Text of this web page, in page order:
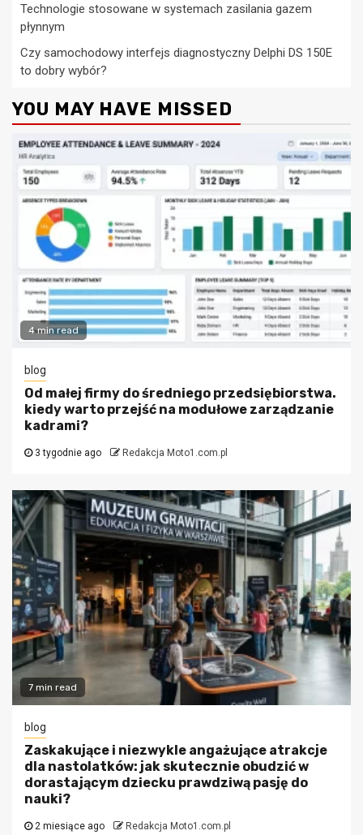
Technologie stosowane w systemach zasilania gazem
płynnym
Czy samochodowy interfejs diagnostyczny Delphi DS 150E
to dobry wybór?
YOU MAY HAVE MISSED
4 min read
blog
Od małej firmy do średniego przedsiębiorstwa.
kiedy warto przejść na modułowe zarządzanie
kadrami?
3 tygodnie ago Redakcja Moto1.com.pl
7 min read
blog
Zaskakujące i niezwykle angażujące atrakcje
dla nastolatków: jak skutecznie obudzić w
dorastającym dziecku prawdziwą pasję do
nauki?
2 miesiące ago Redakcja Moto1.com.pl